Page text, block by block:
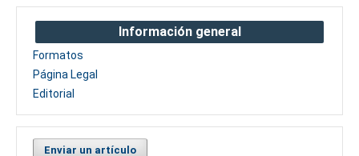
Información general
Formatos
Página Legal
Editorial
Enviar un artículo